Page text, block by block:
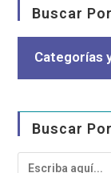
Buscar
Categorías
Buscar